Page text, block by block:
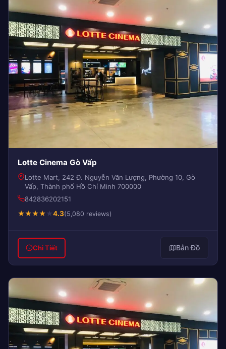
Lotte Cinema Gò Vấp
Lotte Mart, 242 Đ. Nguyễn Văn Lượng, Phường 10, Gò
Vấp, Thành phố Hồ Chí Minh 700000
842836202151
★★★★★4.3(5,080 reviews)
Chi Tiết Bản Đồ